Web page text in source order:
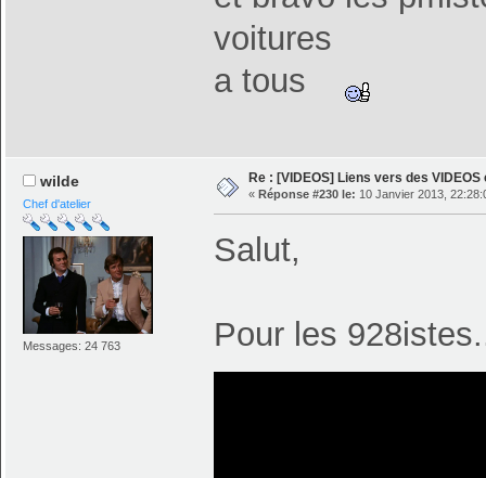
voitures
a tous
wilde
Chef d'atelier
Messages: 24 763
Re : [VIDEOS] Liens vers des
« Réponse #230 le: 10 Janvier 2013,
Salut,
Pour les